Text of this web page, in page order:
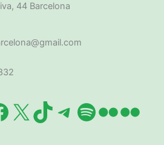
44 Barcelona
X TikTok
Telegram
Spotify
Flickr